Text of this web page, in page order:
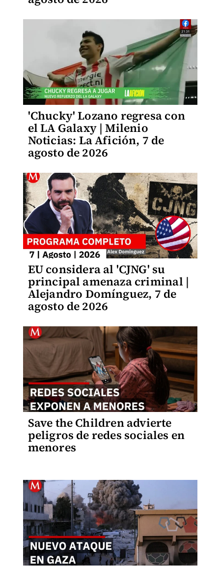
'Chucky' Lozano regresa con
el LA Galaxy | Milenio
Noticias: La Afición, 7 de
agosto de 2026
EU considera al 'CJNG' su
principal amenaza criminal |
Alejandro Domínguez, 7 de
agosto de 2026
Save the Children advierte
peligros de redes sociales en
menores